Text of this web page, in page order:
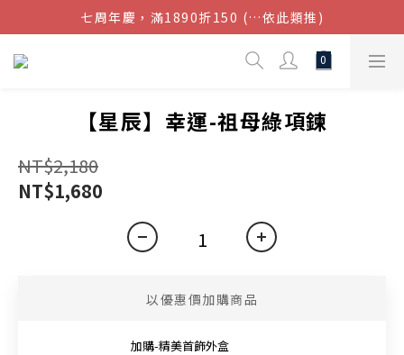
結帳金額滿$1080超取免運
七周年慶，滿1890折150 (…依此類推)
點我加入官方LINE帳號，獲得50元現金券
【星辰】幸運-祖母綠項鍊
NT$2,180
NT$1,680
以優惠價加購商品
加購-精美首飾外盒